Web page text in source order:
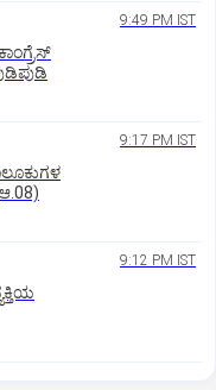
9:49 PM IST
9:17 PM IST
9:12 PM IST